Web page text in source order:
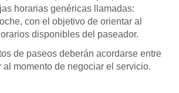
horarias genéricas llamadas:
con el objetivo de orientar al
disponibles del paseador.
de paseos deberán acordarse entre
momento de negociar el servicio.